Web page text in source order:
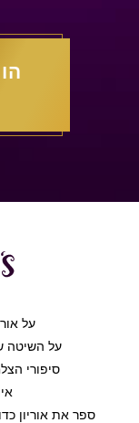
על
על השיטה
סיפורי
ספר את אוריון